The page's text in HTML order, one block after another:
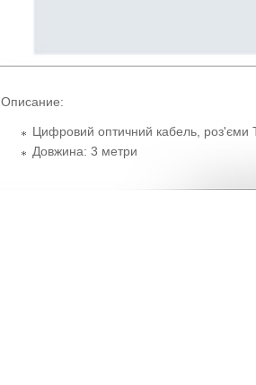
Описание:
Цифровий оптичний кабель, роз'єми
Довжина: 3 метри